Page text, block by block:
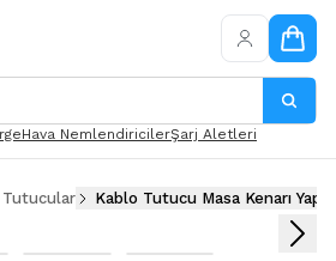
Hava NemlendiricilerŞarj Aletleri
Tutucular Kablo Tutucu Masa Kenarı